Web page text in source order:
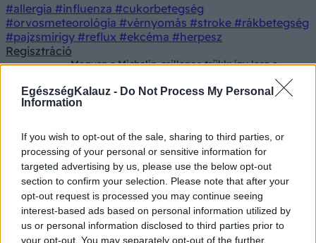
EgészségKalauz - Do Not Process My Personal
Information
If you wish to opt-out of the sale, sharing to third parties, or
processing of your personal or sensitive information for
targeted advertising by us, please use the below opt-out
section to confirm your selection. Please note that after your
opt-out request is processed you may continue seeing
interest-based ads based on personal information utilized by
us or personal information disclosed to third parties prior to
your opt-out. You may separately opt-out of the further
#allergia #influenza #cukorbetegség
#orvosmeteorológia #vérnyomás #stroke #rákbetegség
#pajzsmirigy #reflux #ekcéma #herpesz
Regisztráció
Megvan a Michelin-csillagos trükk: így lesz a
ropogós!
így lesz a sült krumpli mindig
ugyanolyan szép és ropogós!